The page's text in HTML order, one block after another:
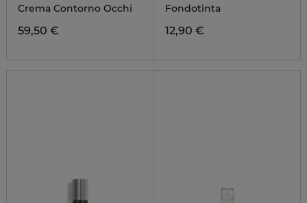
Crema Contorno Occhi
59,50 €
SERUM
Fondotinta
12,90 €